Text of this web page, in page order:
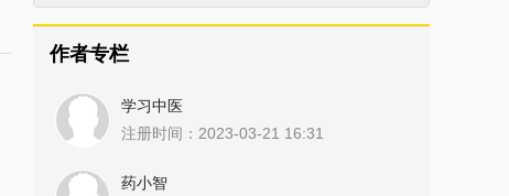
作者专栏
学习中医
注册时间：2023-03-21 16:31
药小智